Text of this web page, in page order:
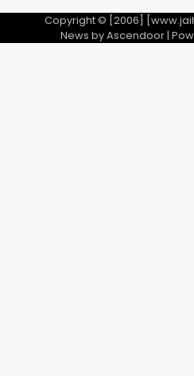
Copyright © [2006]
News byAscendoor|